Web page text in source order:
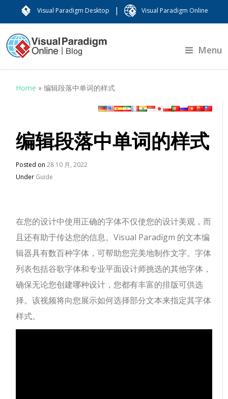
Visual Paradigm Desktop | Visual Paradigm Online
Menu
Home »编辑段落中单词的样式
编辑段落中单词的样式
Posted on28 10 月, 2022
Under Guide
在您的设计中使用正确的字体不仅使您的设计美观，而
且还有助于传达您的信息。Visual Paradigm 的文本编
辑器具有数百种字体，可帮助您完美地制作文字。字体
列表包括谷歌字体和专业平面设计师挑选的其他字体，
确保无论您创建哪种设计，您都有丰富的排版可供选
择。该视频将向您展示如何选择部分文本来指定其字体
样式。